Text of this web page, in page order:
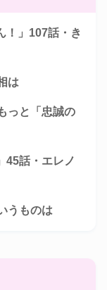
！」107話・き
は
っと「忠誠の
45話・エレノ
うものは